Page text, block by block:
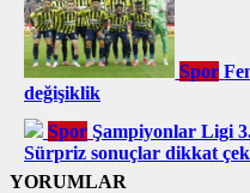
Spor
değişiklik
Spor Şampiyonlar Ligi 3.
Sürpriz sonuçlar dikkat
YORUMLAR